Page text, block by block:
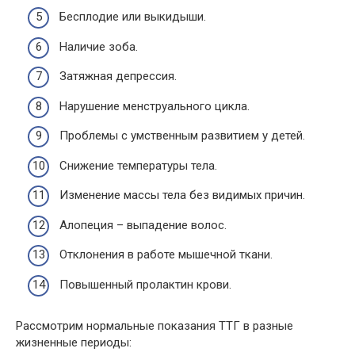
Бесплодие или выкидыши.
Наличие зоба.
Затяжная депрессия.
Нарушение менструального цикла.
Проблемы с умственным развитием у детей.
Снижение температуры тела.
Изменение массы тела без видимых причин.
Алопеция – выпадение волос.
Отклонения в работе мышечной ткани.
Повышенный пролактин крови.
Рассмотрим нормальные показания ТТГ в разные
жизненные периоды: